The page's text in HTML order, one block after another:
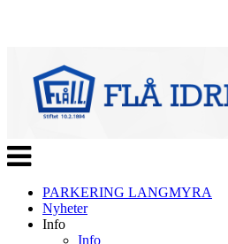
Veksle
navigasjon
PARKERING LANGMYRA
Nyheter
Info
Info